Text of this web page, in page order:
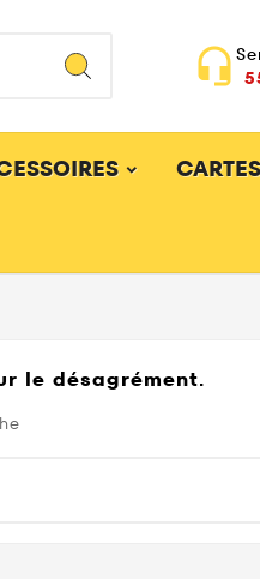
headset_mic
le désagrément.